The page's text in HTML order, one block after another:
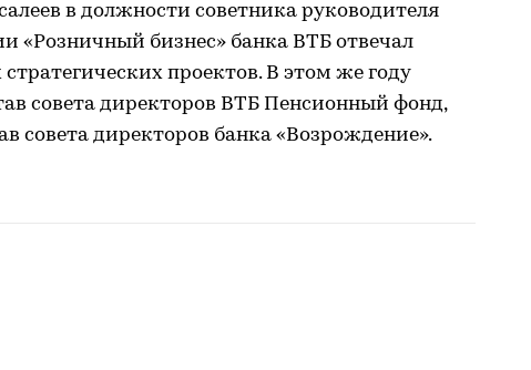
в должности советника руководителя
«Розничный бизнес» банка ВТБ отвечал
проектов. В этом же году
совета директоров ВТБ Пенсионный фонд,
совета директоров банка «Возрождение».